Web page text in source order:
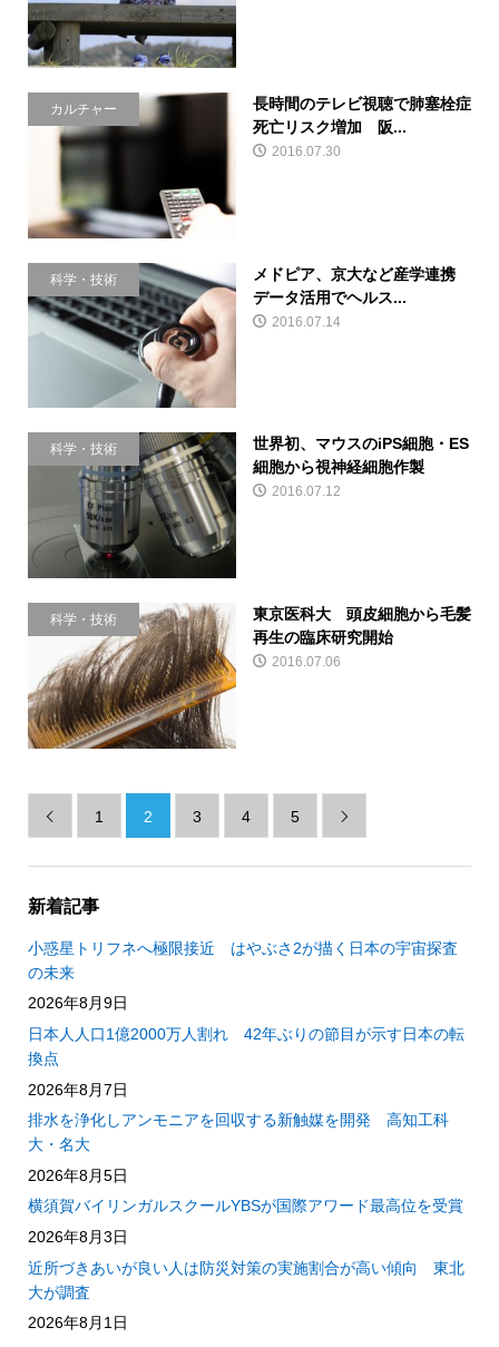
カルチャー
長時間のテレビ視聴で肺塞栓症
死亡リスク増加 阪...
2016.07.30
科学・技術
メドピア、京大など産学連携
データ活用でヘルス...
2016.07.14
科学・技術
世界初、マウスのiPS細胞・ES
細胞から視神経細胞作製
2016.07.12
科学・技術
東京医科大 頭皮細胞から毛髪
再生の臨床研究開始
2016.07.06
 1 2 3 4 5 
新着記事
小惑星トリフネへ極限接近 はやぶさ2が描く日本の宇宙探査
の未来
2026年8月9日
日本人人口1億2000万人割れ 42年ぶりの節目が示す日本の転
換点
2026年8月7日
排水を浄化しアンモニアを回収する新触媒を開発 高知工科
大・名大
2026年8月5日
横須賀バイリンガルスクールYBSが国際アワード最高位を受賞
2026年8月3日
近所づきあいが良い人は防災対策の実施割合が高い傾向 東北
大が調査
2026年8月1日